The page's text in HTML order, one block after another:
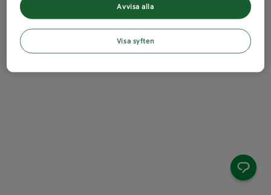
Avvisa alla
Visa syften